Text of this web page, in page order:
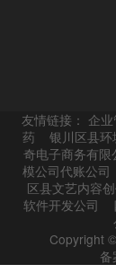
友情链接： 企
药
银川区县
奇电子商务有限
模公司代账公司
区县文艺内容
软件开发公司
Copyright